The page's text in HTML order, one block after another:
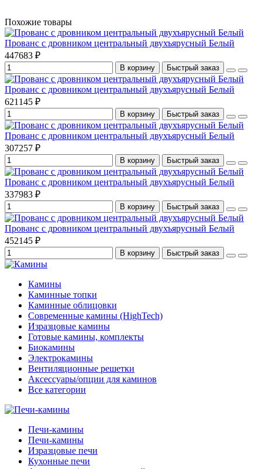
Похожие товары
Прованс с дровником центральный двухъярусный Белый
447683 ₽
В корзину Быстрый заказ
Прованс с дровником центральный двухъярусный Белый
621145 ₽
В корзину Быстрый заказ
Прованс с дровником центральный двухъярусный Белый
307257 ₽
В корзину Быстрый заказ
Прованс с дровником центральный двухъярусный Белый
337983 ₽
В корзину Быстрый заказ
Прованс с дровником центральный двухъярусный Белый
452145 ₽
В корзину Быстрый заказ
Камины
Каминные топки
Каминные облицовки
Современные камины (HighTech)
Изразцовые камины
Готовые камины, комплекты
Биокамины
Электрокамины
Вентиляционные решетки
Аксессуары/опции для каминов
Все категории
Печи-камины
Печи-камины
Изразцовые печи
Кухонные печи